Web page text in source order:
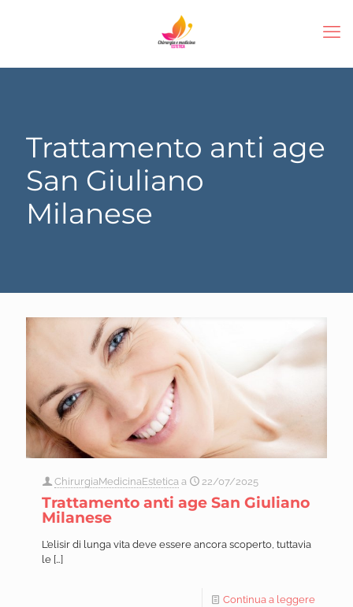
Trattamento anti age
San Giuliano
Milanese
ChirurgiaMedicinaEstetica a 22/07/2025
Trattamento anti age San Giuliano
Milanese
L’elisir di lunga vita deve essere ancora scoperto, tuttavia
le […]
Continua a leggere